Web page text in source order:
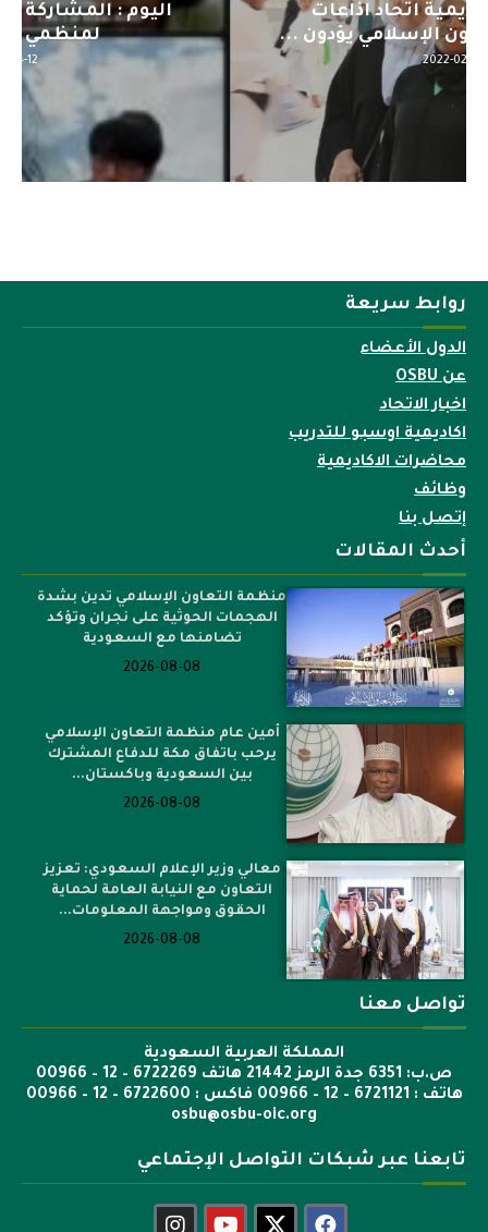
اليوم : المشاركة بالاجتماع التحضيري
لمنظمي قمة اسيا...
روابط سريعة
الدول الأعضاء
عن OSBU
اخبار الاتحاد
اكاديمية اوسبو للتدريب
محاضرات الاكاديمية
وظائف
إتصل بنا
أحدث المقالات
منظمة التعاون الإسلامي تدين بشدة
الهجمات الحوثية على نجران وتؤكد
تضامنها مع السعودية
2026-08-08
أمين عام منظمة التعاون الإسلامي
يرحب باتفاق مكة للدفاع المشترك
بين السعودية وباكستان...
2026-08-08
معالي وزير الإعلام السعودي: تعزيز
التعاون مع النيابة العامة لحماية
الحقوق ومواجهة المعلومات...
2026-08-08
تواصل معنا
المملكة العربية السعودية
ص.ب: 6351 جدة الرمز 21442 هاتف 6722269 – 12 – 00966
هاتف : 6721121 – 12 – 00966 فاكس : 6722600 – 12 – 00966
osbu@osbu-oic.org
تابعنا عبر شبكات التواصل الإجتماعي